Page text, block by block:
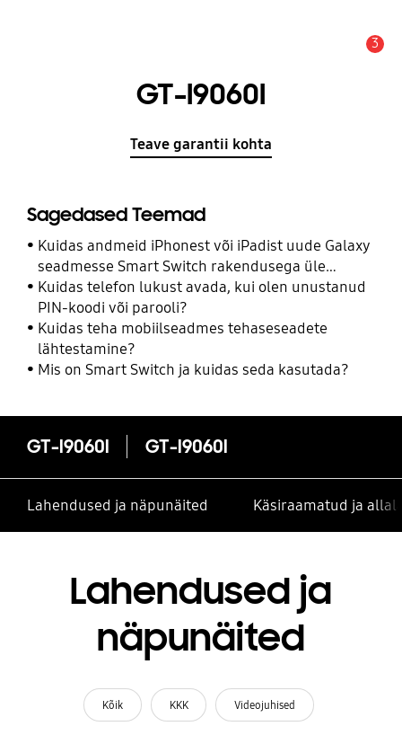
3
GT-I9060I
Teave garantii kohta
Sagedased Teemad
Kuidas andmeid iPhonest või iPadist uude Galaxy
seadmesse Smart Switch rakendusega üle
kanda?
Kuidas telefon lukust avada, kui olen unustanud
PIN-koodi või parooli?
Kuidas teha mobiilseadmes tehaseseadete
lähtestamine?
Mis on Smart Switch ja kuidas seda kasutada?
GT-I9060I GT-I9060I
Lahendused ja näpunäited Käsiraamatud ja
Lahendused ja
näpunäited
Kõik KKK Videojuhised